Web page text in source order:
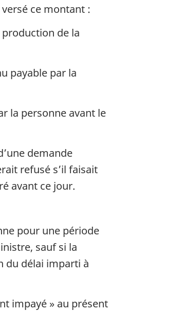
ce montant :
de la
payable par la
la personne avant le
demande
refusé s’il faisait
avant ce jour.
pour une période
sauf si la
du délai imparti à
impayé » au présent